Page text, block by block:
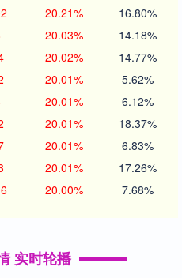
20.21% 16.80%
20.03% 14.18%
20.02% 14.77%
20.01% 5.62%
20.01% 6.12%
20.01% 18.37%
20.01% 6.83%
20.01% 17.26%
20.00% 7.68%
实时轮播